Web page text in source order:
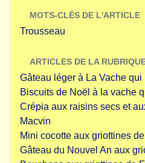
MOTS-CLÉS DE L'ARTICLE
Trousseau
ARTICLES DE LA
Gâteau léger à La Vache qui
Biscuits de Noël à la vache
Crépia aux raisins secs et
Macvin
Mini cocotte aux griottines
Gâteau du Nouvel An aux